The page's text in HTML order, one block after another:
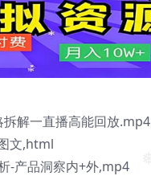
解一直播高能回放.mp4
文,html
-产品洞察内+外,mp4